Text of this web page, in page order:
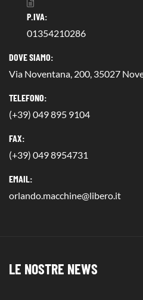
P.IVA:
01354210286
DOVE SIAMO:
Via Noventana, 200, 35027
TELEFONO:
(+39) 049 895 9104
FAX:
(+39) 049 8954731
EMAIL:
orlando.macchine@libero.it
LE NOSTRE NEWS